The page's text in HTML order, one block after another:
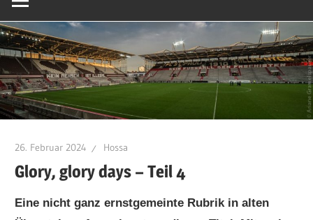
26. Februar 2024 Hossa
Glory, glory days – Teil 4
Eine nicht ganz ernstgemeinte Rubrik in alten